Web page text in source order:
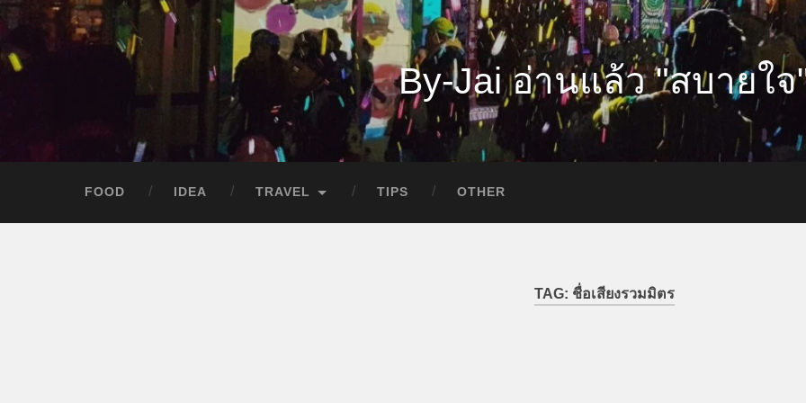
Skip
to
content
Search
By-Jai อ่านแล้ว "สบายใจ
FOOD IDEA TRAVEL TIPS OTHER
TAG: ชื่อเสียงรวมมิตร